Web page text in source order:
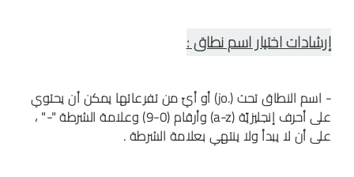
إرشادات اختيار اسم نطاق :
- اسم النطاق تحت (.jo) أو أيّ من تفرعاتها يمكن أن يحتوي
على أحرف إنجليزيّة (a-z) وأرقام (0-9) وعلامة الشرطة "-" ،
على أن لا يبدأ ولا ينتهي بعلامة الشرطة .